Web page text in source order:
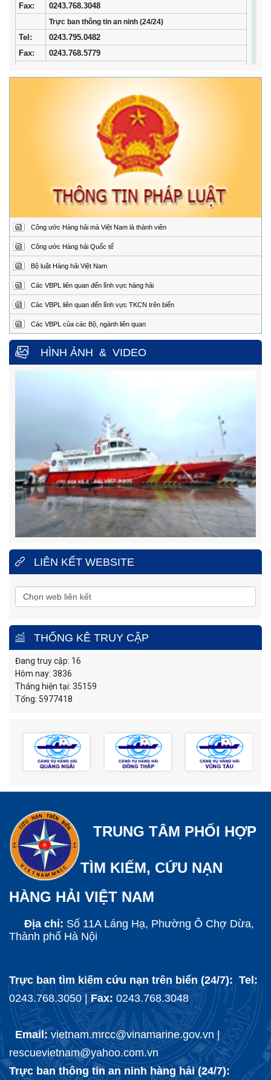
Fax:
0243.768.3048
Trực ban thông tin an ninh (24/24)
Tel:
0243.795.0482
Fax:
0243.768.5779
02253.759.508 (24/24h)
02253.759.507
Trung tâm Phối hợp tìm kiếm, cứu nạn hàng hải khu vực II
Đường Hoàng Sa, Phường Sơn Trà, thành phố Đà
02363.924.957 (24/24h)
Trung tâm Phối hợp tìm kiếm, cứu nạn hàng hải khu vực III
Địa
chỉ:
1151/45 Đường 30 tháng 4, Phường Phước Thắng,
thành phố Hồ Chí Minh.
Điện
thoại:
0254.3850.950 (24/24h)
Fax:
0254.3810.353
Trung tâm Phối hợp tìm kiếm, cứu nạn hàng hải khu vực IV
Địa
Số 65, đường Nguyễn Văn Linh, phường Nam Nha
Trang, tỉnh Khánh Hòa.
Điện
0258.3880.373(24/24h)
Công ước Hàng hải mà Việt Nam là thành viên
Công ước Hàng hải Quốc tế
Bộ luật Hàng hải Việt Nam
Các VBPL liên quan đến lĩnh vực hàng hải
Các VBPL liên quan đến lĩnh vực TKCN trên biển
Các VBPL của các Bộ, ngành liên quan
HÌNH ẢNH & VIDEO
LIÊN KẾT WEBSITE
THỐNG KÊ TRUY CẬP
Đang truy cập: 16
Hôm nay: 3836
Tháng hiện tại: 35159
Tổng: 5977418
TRUNG TÂM PHỐI HỢP
TÌM KIẾM, CỨU NẠN
HÀNG HẢI VIỆT NAM
Địa chỉ: Số 11A Láng Hạ, Phường Ô Chợ Dừa,
Thành phố Hà Nội
Trực ban tìm kiếm cứu nạn trên biển (24/7): Tel:
0243.768.3050 |Fax: 0243.768.3048
Email:vietnam.mrcc@vinamarine.gov.vn |
rescuevietnam@yahoo.com.vn
Trực ban thông tin an ninh hàng hải (24/7):